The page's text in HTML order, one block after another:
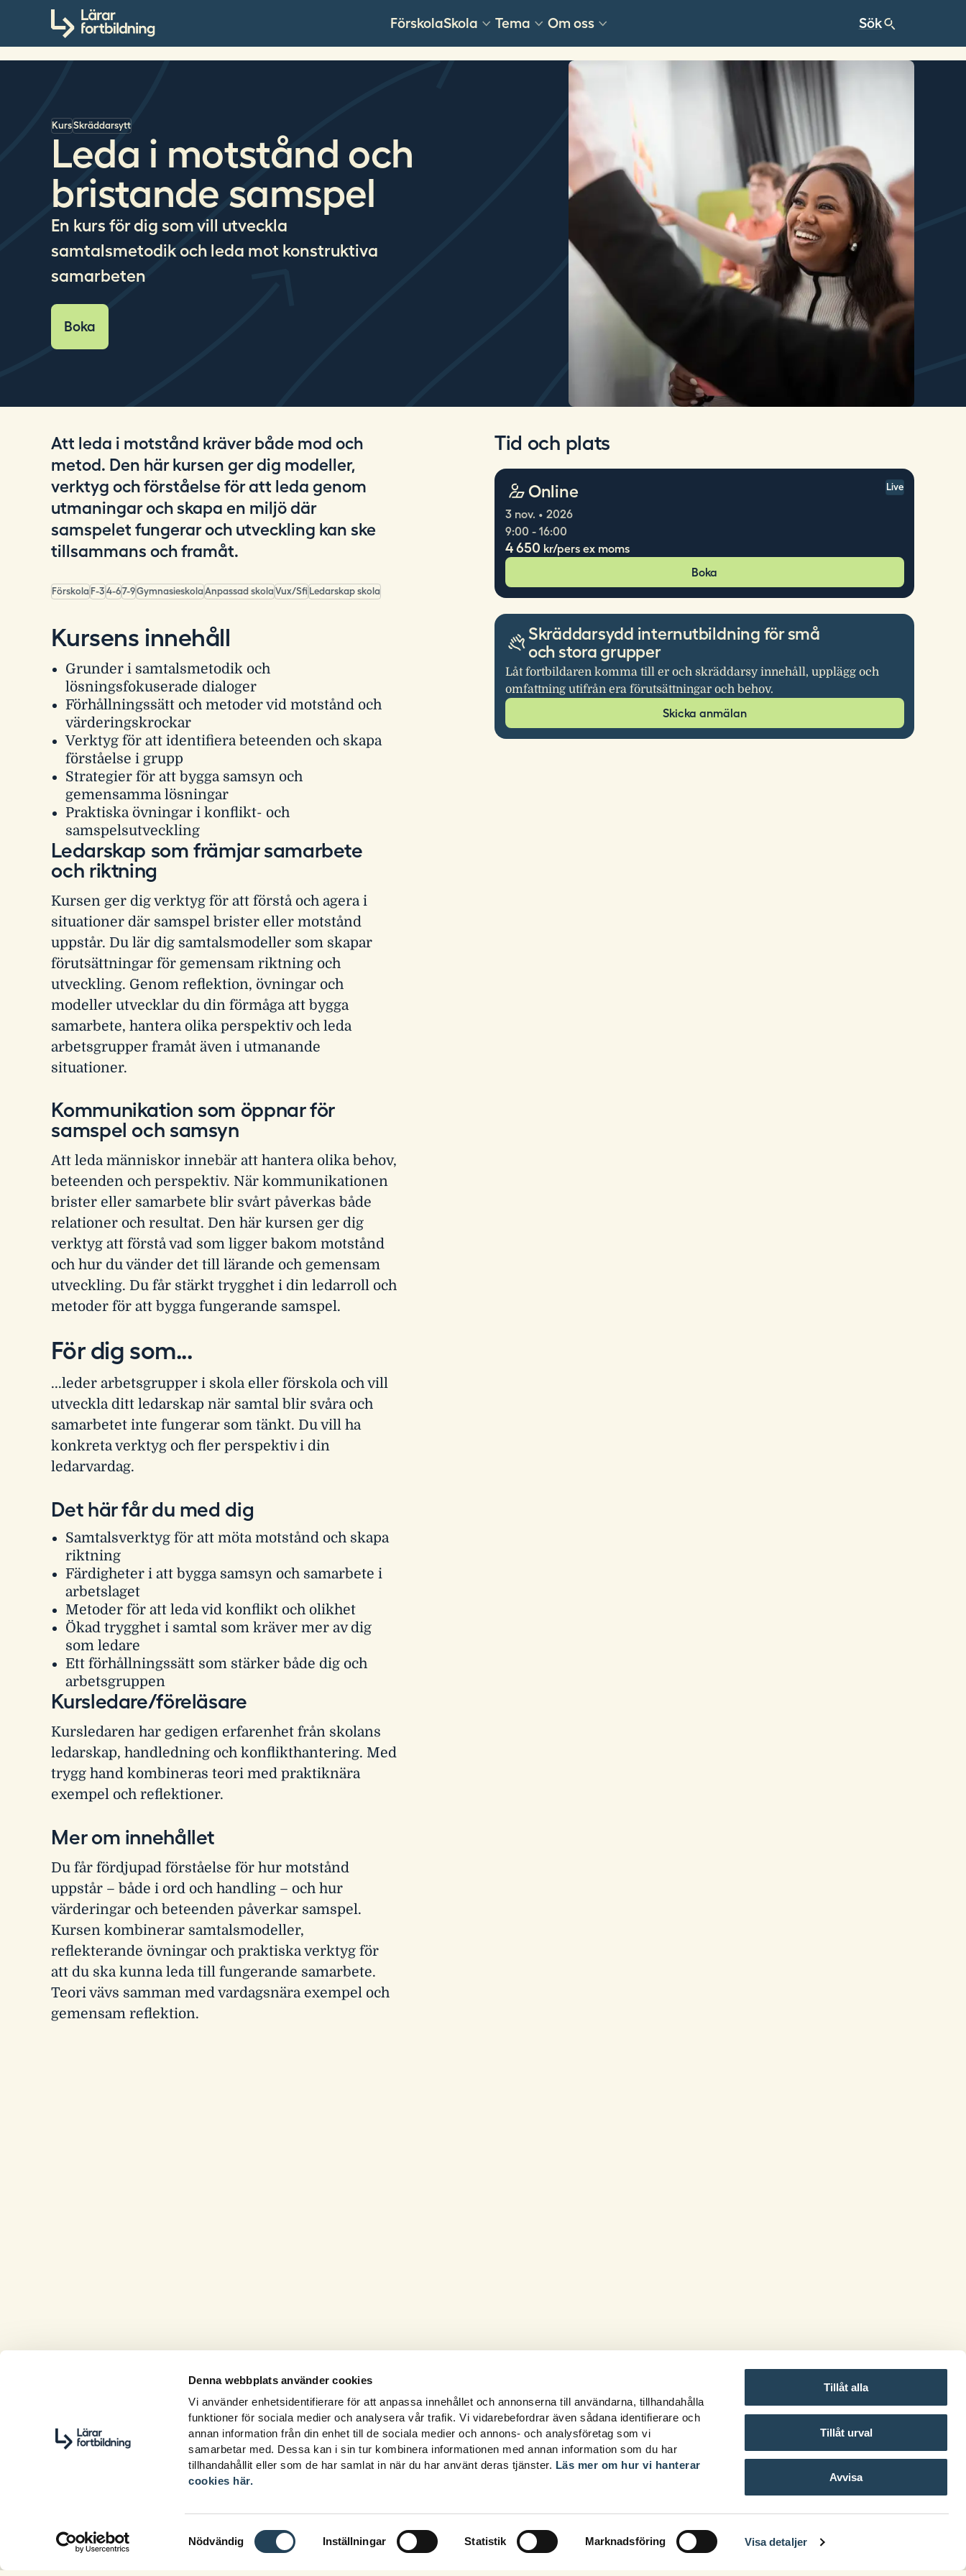
Denna webbplats använder cookies
Vi använder enhetsidentifierare för att anpassa innehållet och annonserna till användarna, tillhandahålla
funktioner för sociala medier och analysera vår trafik. Vi vidarebefordrar även sådana identifierare och
annan information från din enhet till de sociala medier och annons- och analysföretag som vi
samarbetar med. Dessa kan i sin tur kombinera informationen med annan information som du har
tillhandahållit eller som de har samlat in när du har använt deras tjänster. Läs mer om hur vi hanterar
cookies här.
Samtyckesval
Nödvändig Inställningar Statistik Marknadsföring Visa detaljer
Tillåt alla
Tillåt urval
Avvisa
Till innehållet FörskolaSkola Tema Om oss
p
s
KursSkräddarsytt
Leda i motstånd och
bristande samspel
En kurs för dig som vill utveckla
samtalsmetodik och leda mot konstruktiva
samarbeten
Boka
Att leda i motstånd kräver både mod och
metod. Den här kursen ger dig modeller,
verktyg och förståelse för att leda genom
utmaningar och skapa en miljö där
samspelet fungerar och utveckling kan ske
tillsammans och framåt.
Förskola F-3 4-67-9GymnasieskolaAnpassad skolaVux/Sfi Ledarskap skola
Kursens innehåll
Grunder i samtalsmetodik och
lösningsfokuserade dialoger
Förhållningssätt och metoder vid motstånd och
värderingskrockar
Verktyg för att identifiera beteenden och skapa
förståelse i grupp
Strategier för att bygga samsyn och
gemensamma lösningar
Praktiska övningar i konflikt- och
samspelsutveckling
Ledarskap som främjar samarbete
och riktning
Kursen ger dig verktyg för att förstå och agera i
situationer där samspel brister eller motstånd
uppstår. Du lär dig samtalsmodeller som skapar
förutsättningar för gemensam riktning och
utveckling. Genom reflektion, övningar och
modeller utvecklar du din förmåga att bygga
samarbete, hantera olika perspektiv och leda
arbetsgrupper framåt även i utmanande
situationer.
Kommunikation som öppnar för
samspel och samsyn
Att leda människor innebär att hantera olika behov,
beteenden och perspektiv. När kommunikationen
brister eller samarbete blir svårt påverkas både
relationer och resultat. Den här kursen ger dig
verktyg att förstå vad som ligger bakom motstånd
och hur du vänder det till lärande och gemensam
utveckling. Du får stärkt trygghet i din ledarroll och
metoder för att bygga fungerande samspel.
För dig som...
...leder arbetsgrupper i skola eller förskola och vill
utveckla ditt ledarskap när samtal blir svåra och
samarbetet inte fungerar som tänkt. Du vill ha
konkreta verktyg och fler perspektiv i din
ledarvardag.
Det här får du med dig
Samtalsverktyg för att möta motstånd och skapa
riktning
Färdigheter i att bygga samsyn och samarbete i
arbetslaget
Metoder för att leda vid konflikt och olikhet
Ökad trygghet i samtal som kräver mer av dig
som ledare
Ett förhållningssätt som stärker både dig och
arbetsgruppen
Kursledare/föreläsare
Kursledaren har gedigen erfarenhet från skolans
ledarskap, handledning och konflikthantering. Med
trygg hand kombineras teori med praktiknära
exempel och reflektioner.
Mer om innehållet
Du får fördjupad förståelse för hur motstånd
uppstår – både i ord och handling – och hur
värderingar och beteenden påverkar samspel.
Kursen kombinerar samtalsmodeller,
reflekterande övningar och praktiska verktyg för
att du ska kunna leda till fungerande samarbete.
Teori vävs samman med vardagsnära exempel och
gemensam reflektion.
Tid och plats
Live
Online
3 nov. • 2026
9:00 - 16:00
4 650 kr/pers ex moms
Boka
Skräddarsydd internutbildning för små
och stora grupper
Låt fortbildaren komma till er och skräddarsy innehåll, upplägg och
omfattning utifrån era förutsättningar och behov.
Skicka anmälan